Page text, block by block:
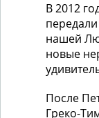
В 2012
нашей
новые
После
Греко-